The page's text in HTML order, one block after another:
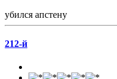
убился апстену
212-й